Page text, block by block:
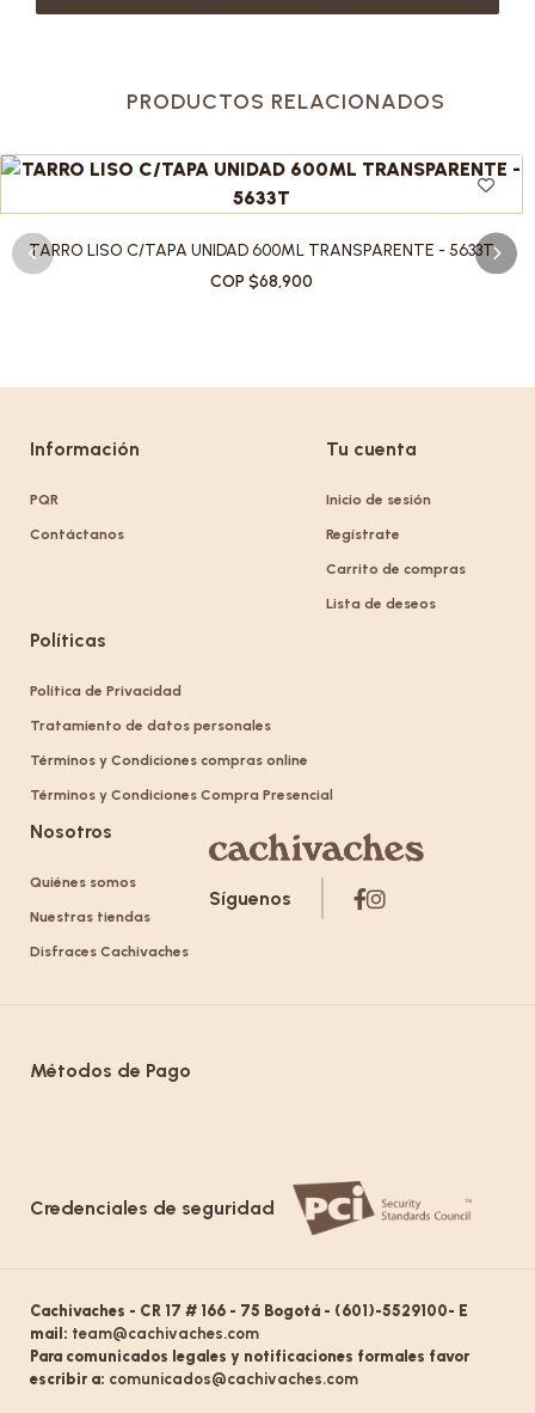
PRODUCTOS RELACIONADOS
TARRO LISO C/TAPA UNIDAD 600ML TRANSPARENTE - 5633T
COP $68,900
Información
PQR
Contáctanos
Tu cuenta
Inicio de sesión
Regístrate
Carrito de compras
Lista de deseos
Políticas
Política de Privacidad
Tratamiento de datos personales
Términos y Condiciones compras online
Términos y Condiciones Compra Presencial
Nosotros
Quiénes somos
Nuestras tiendas
Disfraces Cachivaches
Síguenos
Métodos de Pago
Credenciales de seguridad
Cachivaches - CR 17 # 166 - 75 Bogotá - (601)-5529100- E
mail: team@cachivaches.com
Para comunicados legales y notificaciones formales favor
escribir a: comunicados@cachivaches.com